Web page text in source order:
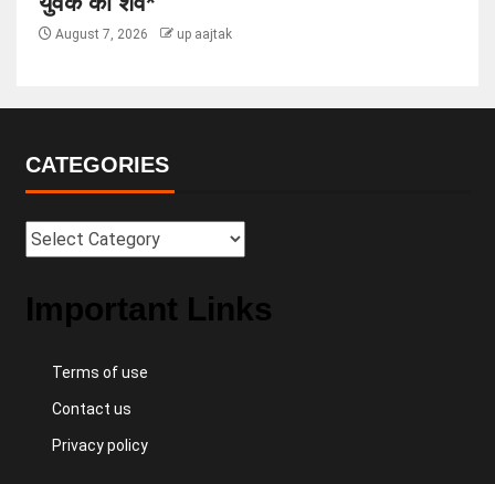
August 7, 2026 up aajtak
CATEGORIES
Important Links
Terms of use
Contact us
Privacy policy